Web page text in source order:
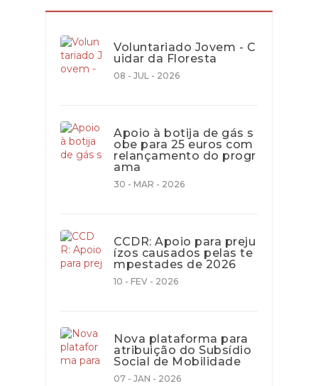
Voluntariado Jovem - C
uidar da Floresta
08 - JUL - 2026
Apoio à botija de gás s
obe para 25 euros com
relançamento do progr
ama
30 - MAR - 2026
CCDR: Apoio para preju
ízos causados pelas te
mpestades de 2026
10 - FEV - 2026
Nova plataforma para
atribuição do Subsídio
Social de Mobilidade
07 - JAN - 2026